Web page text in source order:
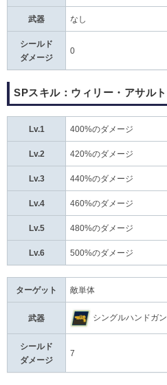
武器 なし
シールド
ダメージ
0
SPスキル：ウィリー・アサルト
Lv.1 400%のダメージ
Lv.2 420%のダメージ
Lv.3 440%のダメージ
Lv.4 460%のダメージ
Lv.5 480%のダメージ
Lv.6 500%のダメージ
ターゲット 敵単体
武器 シングルハンドガン
シールド
ダメージ
7